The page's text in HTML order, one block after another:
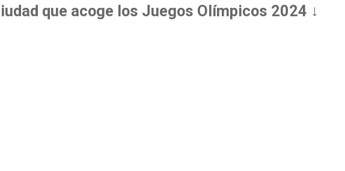
que acoge los Juegos Olímpicos 2024 ↓